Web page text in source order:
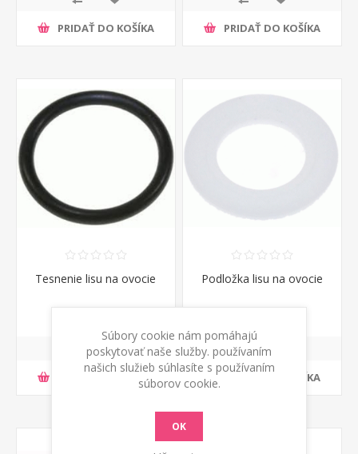
PRIDAŤ DO KOŠÍKA PRIDAŤ DO KOŠÍKA
Tesnenie lisu na ovocie
PRIDAŤ DO KOŠÍKA
Podložka lisu na ovocie
PRIDAŤ DO KOŠÍKA
Súbory cookie nám pomáhajú
poskytovať naše služby. používaním
našich služieb súhlasíte s používaním
súborov cookie.
OK